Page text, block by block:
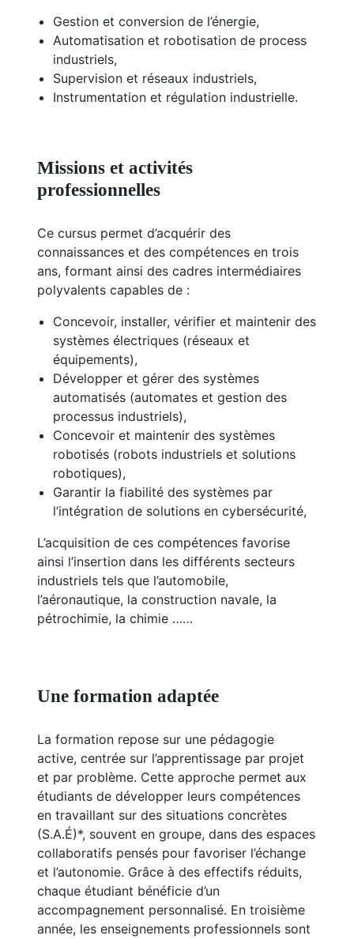
Gestion et conversion de l’énergie,
Automatisation et robotisation de process
industriels,
Supervision et réseaux industriels,
Instrumentation et régulation industrielle.
Missions et activités
professionnelles
Ce cursus permet d’acquérir des
connaissances et des compétences en trois
ans, formant ainsi des cadres intermédiaires
polyvalents capables de :
Concevoir, installer, vérifier et maintenir des
systèmes électriques (réseaux et
équipements),
Développer et gérer des systèmes
automatisés (automates et gestion des
processus industriels),
Concevoir et maintenir des systèmes
robotisés (robots industriels et solutions
robotiques),
Garantir la fiabilité des systèmes par
l’intégration de solutions en cybersécurité,
L’acquisition de ces compétences favorise
ainsi l’insertion dans les différents secteurs
industriels tels que l’automobile,
l’aéronautique, la construction navale, la
pétrochimie, la chimie ……
Une formation adaptée
La formation repose sur une pédagogie
active, centrée sur l’apprentissage par projet
et par problème. Cette approche permet aux
étudiants de développer leurs compétences
en travaillant sur des situations concrètes
(S.A.É)*, souvent en groupe, dans des espaces
collaboratifs pensés pour favoriser l’échange
et l’autonomie. Grâce à des effectifs réduits,
chaque étudiant bénéficie d’un
accompagnement personnalisé. En troisième
année, les enseignements professionnels sont